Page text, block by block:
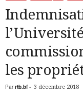
les
Par rtb.bf- 3 décembre 2018